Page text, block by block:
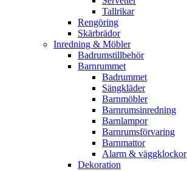
Tallrikar
Rengöring
Skärbrädor
Inredning & Möbler
Badrumstillbehör
Barnrummet
Badrummet
Sängkläder
Barnmöbler
Barnrumsinredning
Barnlampor
Barnrumsförvaring
Barnmattor
Alarm & väggklockor
Dekoration